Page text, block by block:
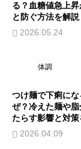
る？血糖値急上
と防ぐ方法を解説
2026.05.24
体調
つけ麺で下痢に
ぜ？冷えた麺や
たらす影響と対
2026.04.09